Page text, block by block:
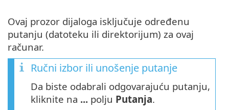
Ovaj prozor dijaloga isključuje određenu
putanju (datoteku ili direktorijum) za ovaj
računar.
Ručni izbor ili unošenje putanje
Da biste odabrali odgovarajuću putanju,
kliknite na ... polju Putanja.